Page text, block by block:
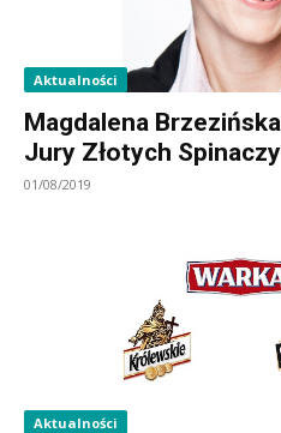
Aktualności
Magdalena
Jury Złotych
01/08/2019
Aktualności